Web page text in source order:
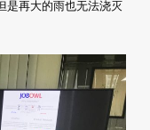
是再大的雨也无法浇灭